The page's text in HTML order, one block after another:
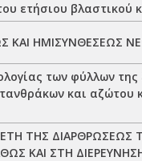
ετήσιου βλαστικού
ΚΑΙ ΗΜΙΣΥΝΘΕΣΕΩΣ
των φύλλων
και αζώτου
ΤΗΣ ΔΙΑΡΘΡΩΣΕΩΣ
ΚΑΙ ΣΤΗ